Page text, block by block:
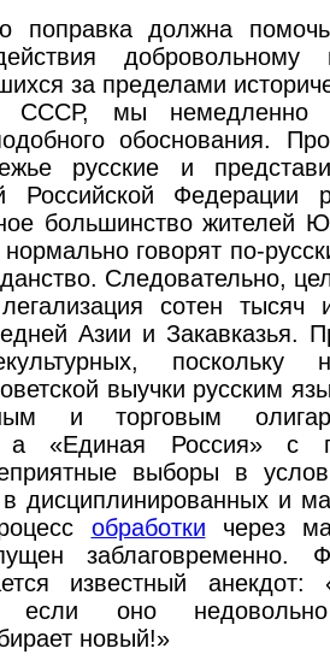
поправка должна
добровольному
за пределами
СССР, мы
обоснования.
русские и
Российской Федерации
большинство жителей
говорят по-
Следовательно,
сотен тысяч
Азии и Закавказья.
поскольку
выучки русским
и торговым
а «Единая Россия» с
выборы в
дисциплинированных и
обработки через
заблаговременно.
известный анекдот:
если оно
новый!»